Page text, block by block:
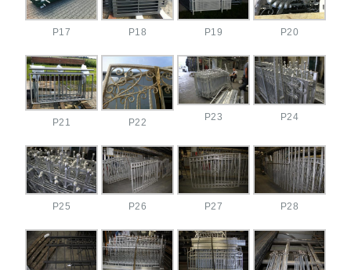
P17 P18 P19 P20
P21 P22
P23 P24
P25 P26 P27 P28